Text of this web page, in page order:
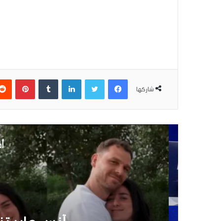
شاركها
فيسبوكتويتر لينكدإن
10 نوفمبر 2025